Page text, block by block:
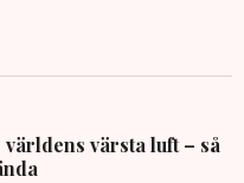
värsta luft – så